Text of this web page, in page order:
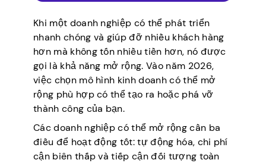
Khi một doanh nghiệp có thể phát triển
nhanh chóng và giúp đỡ nhiều khách hàng
hơn mà không tốn nhiều tiền hơn, nó được
gọi là khả năng mở rộng. Vào năm 2026,
việc chọn mô hình kinh doanh có thể mở
rộng phù hợp có thể tạo ra hoặc phá vỡ
thành công của bạn.
Các doanh nghiệp có thể mở rộng cần ba
điều để hoạt động tốt: tự động hóa, chi phí
cận biên thấp và tiếp cận đối tượng toàn